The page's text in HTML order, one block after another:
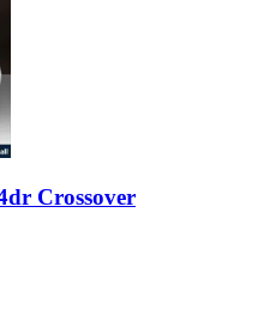
Crossover